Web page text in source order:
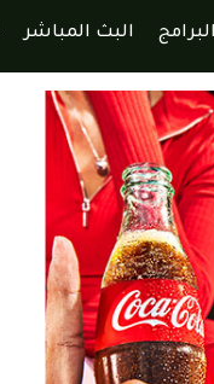
البرامج البث المباشر